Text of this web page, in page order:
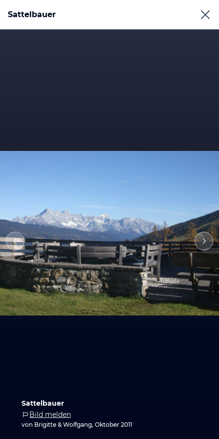
Sattelbauer
Sattelbauer
Bild melden
von Brigitte & Wolfgang, Oktober 2011